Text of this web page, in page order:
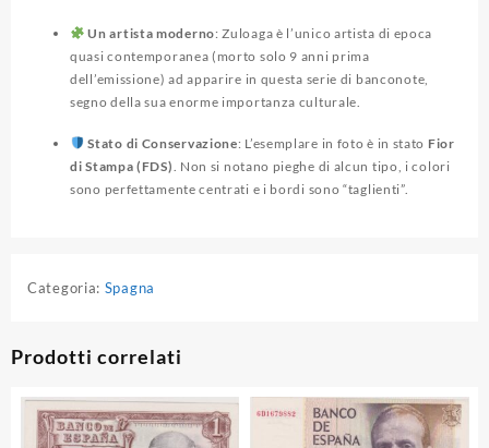
Un artista moderno: Zuloaga è l’unico artista di epoca
quasi contemporanea (morto solo 9 anni prima
dell’emissione) ad apparire in questa serie di banconote,
segno della sua enorme importanza culturale.
Stato di Conservazione: L’esemplare in foto è in stato Fior
di Stampa (FDS) . Non si notano pieghe di alcun tipo, i colori
sono perfettamente centrati e i bordi sono “taglienti”.
Categoria: Spagna
Prodotti correlati